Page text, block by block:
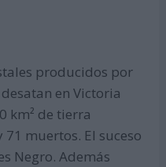
producidos por
en Victoria
km² de tierra
muertos. El suceso
Negro. Además